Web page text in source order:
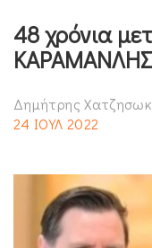
48 χρόνια
ΚΑΡΑΜΑΝΛΗΣ
Δημήτρης
24 ΙΟΥΛ 2022